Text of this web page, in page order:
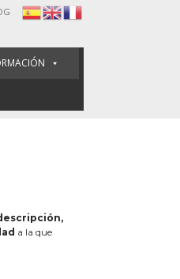
a la que